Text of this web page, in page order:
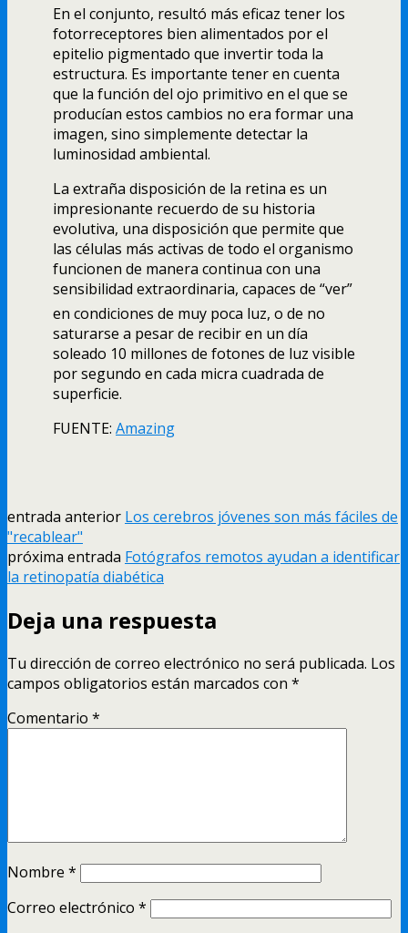
En el conjunto, resultó más eficaz tener los
fotorreceptores bien alimentados por el
epitelio pigmentado que invertir toda la
estructura. Es importante tener en cuenta
que la función del ojo primitivo en el que se
producí­an estos cambios no era formar una
imagen, sino simplemente detectar la
luminosidad ambiental.
La extraña disposición de la retina es un
impresionante recuerdo de su historia
evolutiva, una disposición que permite que
las células más activas de todo el organismo
funcionen de manera continua con una
sensibilidad extraordinaria, capaces de “ver”
en condiciones de muy poca luz, o de no
saturarse a pesar de recibir en un dí­a
soleado 10 millones de fotones de luz visible
por segundo en cada micra cuadrada de
superficie.
FUENTE: Amazing
entrada anterior Los cerebros jóvenes son más fáciles de
"recablear"
próxima entrada Fotógrafos remotos ayudan a identificar
la retinopatí­a diabética
Deja una respuesta
Tu dirección de correo electrónico no será publicada. Los
campos obligatorios están marcados con *
Comentario *
Nombre *
Correo electrónico *